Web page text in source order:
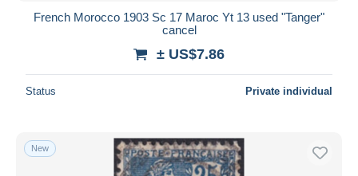
French Morocco 1903 Sc 17 Maroc Yt 13 used "Tanger"
cancel
± US$7.86
Status Private individual
New